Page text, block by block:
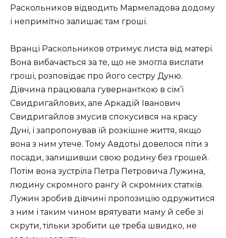
Раскольников відводить Мармеладова додому
і непримітно залишає там гроші.
Вранці Раскольников отримує листа від матері.
Вона вибачається за те, що не змогла вислати
гроші, розповідає про його сестру Дуню.
Дівчина працювала гувернанткою в сім’ї
Свидригайлових, але Аркадій Іванович
Свидригайлов змусив спокусився на красу
Дуні, і запропонував їй розкішне життя, якщо
вона з ним утече. Тому Авдотьї довелося піти з
посади, залишивши свою родину без грошей.
Потім вона зустріла Петра Петровича Лужина,
людину скромного рангу й скромних статків.
Лужин зробив дівчині пропозицію одружитися
з ним і таким чином врятувати маму й себе зі
скрути, тільки зробити це треба швидко, не